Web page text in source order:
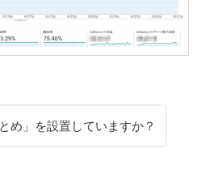
め」を設置していますか？